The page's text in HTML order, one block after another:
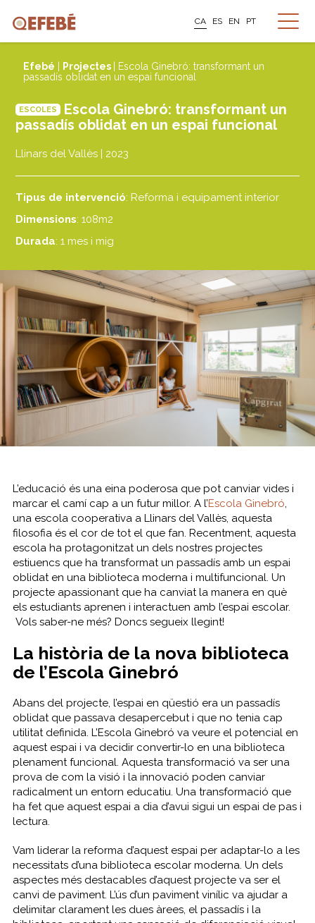
CA ES EN PT
Efebé Projectes
| Escola Ginebró: transformant un
passadís oblidat en un espai funcional
ESCOLES
Escola Ginebró: transformant un
passadís oblidat en un espai funcional
Llinars del Vallès | 2023
Tipus de intervenció: Reforma i equipament interior
Dimensions: 108m2
Durada: 1 mes i mig
L’educació és una eina poderosa que pot canviar vides i
marcar el camí cap a un futur millor. A l’Escola Ginebró,
una escola cooperativa a Llinars del Vallès, aquesta
filosofia és el cor de tot el que fan. Recentment, aquesta
escola ha protagonitzat un dels nostres projectes
estiuencs que ha transformat un passadís amb un espai
oblidat en una biblioteca moderna i multifuncional. Un
projecte apassionant que ha canviat la manera en què
els estudiants aprenen i interactuen amb l’espai escolar.
Vols saber-ne més? Doncs segueix llegint!
La història de la nova biblioteca
de l’Escola Ginebró
Abans del projecte, l’espai en qüestió era un passadís
oblidat que passava desapercebut i que no tenia cap
utilitat definida. L’Escola Ginebró va veure el potencial en
aquest espai i va decidir convertir-lo en una biblioteca
plenament funcional. Aquesta transformació va ser una
prova de com la visió i la innovació poden canviar
radicalment un entorn educatiu. Una transformació que
ha fet que aquest espai a dia d’avui sigui un espai de pas i
lectura.
Vam liderar la reforma d’aquest espai per adaptar-lo a les
necessitats d’una biblioteca escolar moderna. Un dels
aspectes més destacables d’aquest projecte va ser el
canvi de paviment. L’ús d’un paviment vinílic va ajudar a
delimitar clarament les dues àrees, el passadís i la